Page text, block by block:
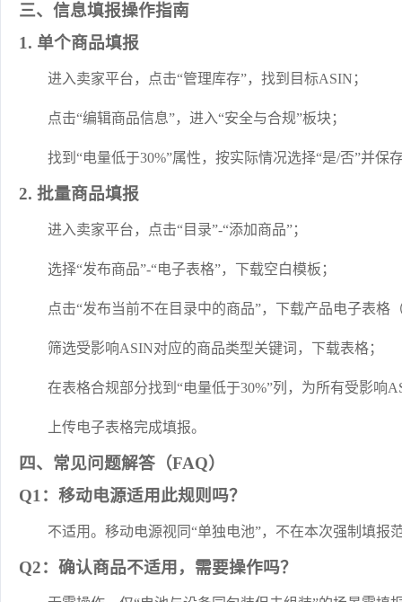
三、信息填报操作指南
1. 单个商品填报
进入卖家平台，点击“管理库存”，找到目标ASIN；
点击“编辑商品信息”，进入“安全与合规”板块；
找到“电量低于30%”属性，按实际情况选择“是/否”并保
2. 批量商品填报
进入卖家平台，点击“目录”-“添加商品”；
选择“发布商品”-“电子表格”，下载空白模板；
点击“发布当前不在目录中的商品”，下载产品电子表格
筛选受影响ASIN对应的商品类型关键词，下载表格；
在表格合规部分找到“电量低于30%”列，为所有受影响
上传电子表格完成填报。
四、常见问题解答（FAQ）
Q1：移动电源适用此规则吗？
不适用。移动电源视同“单独电池”，不在本次强制填报
Q2：确认商品不适用，需要操作吗？